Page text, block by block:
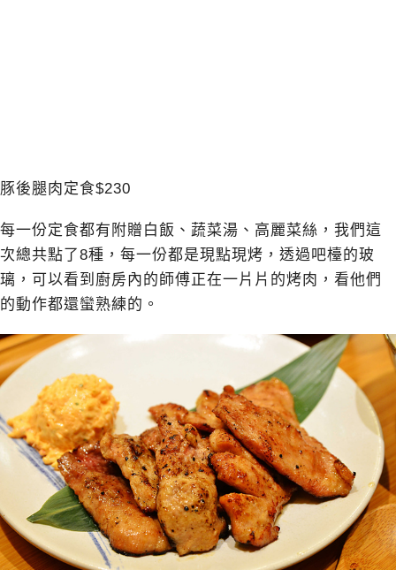
豚後腿肉定食$230
每一份定食都有附贈白飯、蔬菜湯、高麗菜絲，我們這
次總共點了8種，每一份都是現點現烤，透過吧檯的玻
璃，可以看到廚房內的師傅正在一片片的烤肉，看他們
的動作都還蠻熟練的。